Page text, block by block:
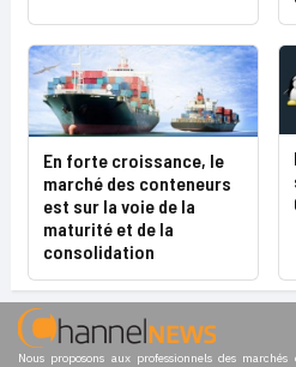
En forte croissance, le
marché des conteneurs
est sur la voie de la
maturité et de la
consolidation
Nous proposons aux professionnels des